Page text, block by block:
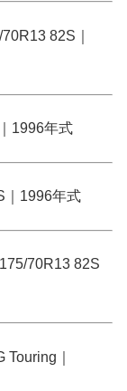
82S｜
1996年式
｜1996年式
70R13 82S
｜